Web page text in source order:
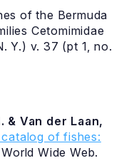
of the Bermuda
Cetomimidae
Y.) v. 37 (pt 1, no.
& Van der Laan,
of fishes:
World Wide Web.